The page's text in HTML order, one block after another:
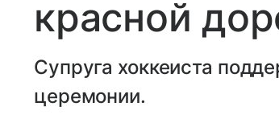
красной
Супруга хоккеиста
церемонии.